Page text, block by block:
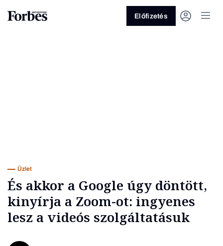
Előfizetés
Üzlet
És akkor a Google úgy döntött,
kinyírja a Zoom-ot: ingyenes
lesz a videós szolgáltatásuk